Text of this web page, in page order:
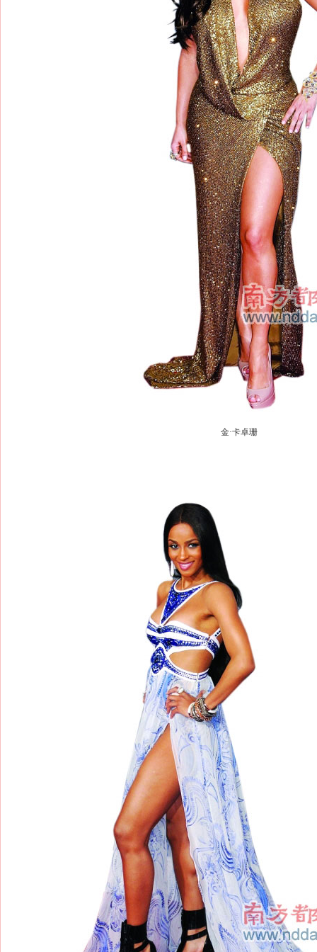
金·卡卓珊